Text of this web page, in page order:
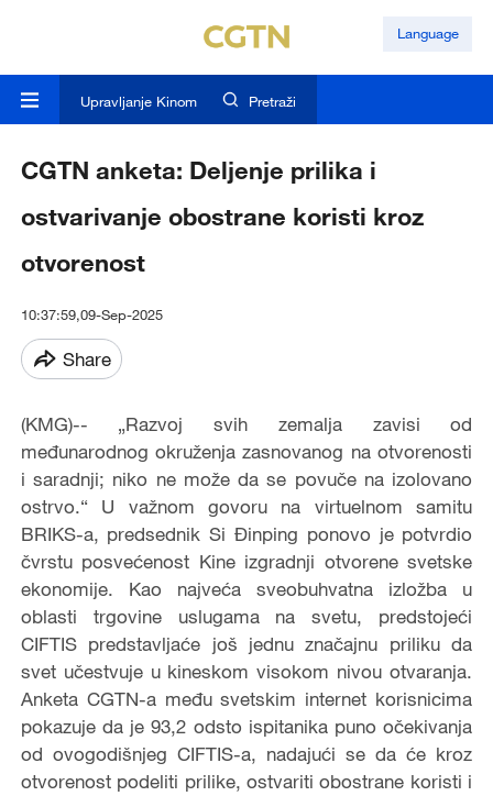
Language
Upravljanje Kinom Pretraži
CGTN anketa: Deljenje prilika i
ostvarivanje obostrane koristi kroz
otvorenost
10:37:59,09-Sep-2025
Share
(KMG)-- „Razvoj svih zemalja zavisi od
međunarodnog okruženja zasnovanog na otvorenosti
i saradnji; niko ne može da se povuče na izolovano
ostrvo.“ U važnom govoru na virtuelnom samitu
BRIKS-a, predsednik Si Đinping ponovo je potvrdio
čvrstu posvećenost Kine izgradnji otvorene svetske
ekonomije. Kao najveća sveobuhvatna izložba u
oblasti trgovine uslugama na svetu, predstojeći
CIFTIS predstavljaće još jednu značajnu priliku da
svet učestvuje u kineskom visokom nivou otvaranja.
Anketa CGTN-a među svetskim internet korisnicima
pokazuje da je 93,2 odsto ispitanika puno očekivanja
od ovogodišnjeg CIFTIS-a, nadajući se da će kroz
otvorenost podeliti prilike, ostvariti obostrane koristi i